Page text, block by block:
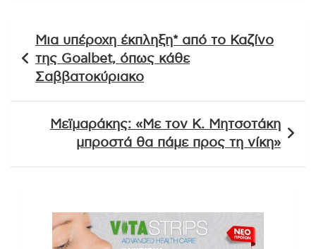
άρθρων
Μια υπέροχη έκπληξη* από το Καζίνο
της Goalbet, όπως κάθε
Σαββατοκύριακο
Μεϊμαράκης: «Με τον Κ. Μητσοτάκη
μπροστά θα πάμε προς τη νίκη»